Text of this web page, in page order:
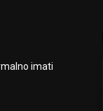
imati